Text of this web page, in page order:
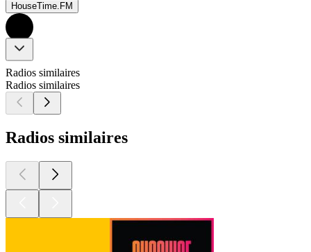
HouseTime.FM
Radios similaires
Radios similaires
Radios similaires